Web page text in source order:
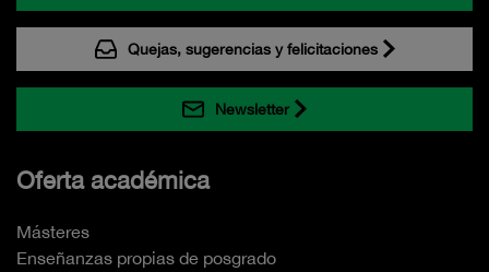
Quejas, sugerencias y felicitaciones
Newsletter
Oferta académica
Másteres
Enseñanzas propias de posgrado